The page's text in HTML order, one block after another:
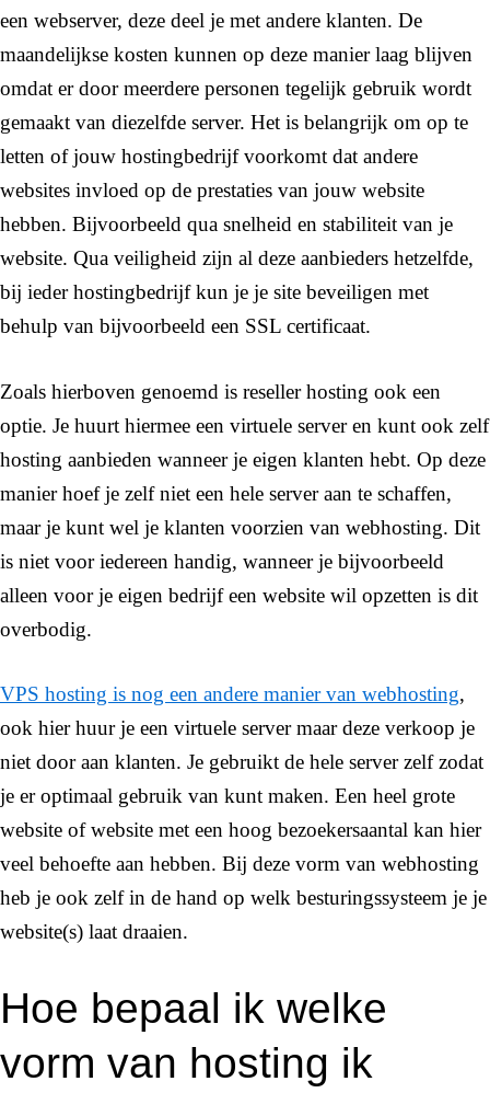
een webserver, deze deel je met andere klanten. De
maandelijkse kosten kunnen op deze manier laag blijven
omdat er door meerdere personen tegelijk gebruik wordt
gemaakt van diezelfde server. Het is belangrijk om op te
letten of jouw hostingbedrijf voorkomt dat andere
websites invloed op de prestaties van jouw website
hebben. Bijvoorbeeld qua snelheid en stabiliteit van je
website. Qua veiligheid zijn al deze aanbieders hetzelfde,
bij ieder hostingbedrijf kun je je site beveiligen met
behulp van bijvoorbeeld een SSL certificaat.
Zoals hierboven genoemd is reseller hosting ook een
optie. Je huurt hiermee een virtuele server en kunt ook zelf
hosting aanbieden wanneer je eigen klanten hebt. Op deze
manier hoef je zelf niet een hele server aan te schaffen,
maar je kunt wel je klanten voorzien van webhosting. Dit
is niet voor iedereen handig, wanneer je bijvoorbeeld
alleen voor je eigen bedrijf een website wil opzetten is dit
overbodig.
VPS hosting is nog een andere manier van webhosting,
ook hier huur je een virtuele server maar deze verkoop je
niet door aan klanten. Je gebruikt de hele server zelf zodat
je er optimaal gebruik van kunt maken. Een heel grote
website of website met een hoog bezoekersaantal kan hier
veel behoefte aan hebben. Bij deze vorm van webhosting
heb je ook zelf in de hand op welk besturingssysteem je je
website(s) laat draaien.
Hoe bepaal ik welke
vorm van hosting ik